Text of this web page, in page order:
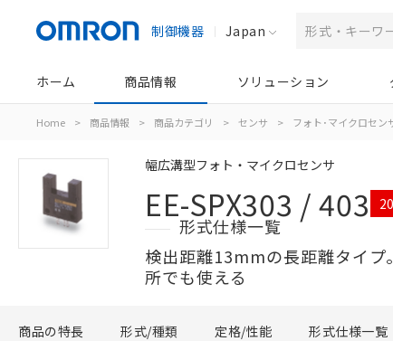
制御機器 Japan
ホーム 商品情報 ソリューション
Home > 商品情報 > 商品カテゴリ > センサ > フォト･マイクロセン
幅広溝型フォト・マイクロセンサ
EE-SPX303 / 403
形式仕様一覧
検出距離13mmの長距離タイプ
所でも使える
商品の特長 形式/種類 定格/性能 形式仕様一覧